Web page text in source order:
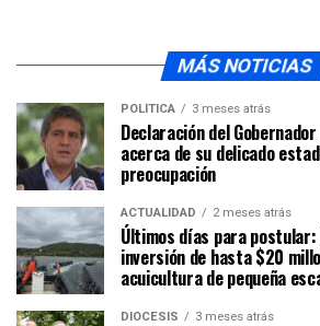
MÁS NOTICIAS
POLÍTICA 3 meses atrás
Declaración del
acerca de su delicado
preocupación
ACTUALIDAD 2 meses atrás
Últimos días para
inversión de hasta $20
acuicultura de pequeña
DIÓCESIS 3 meses atrás